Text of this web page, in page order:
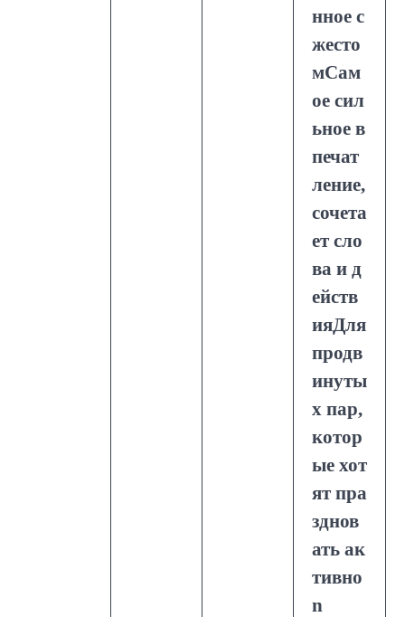
нное с
жесто
мСам
ое сил
ьное в
печат
ление,
сочета
ет сло
ва и д
ейств
ияДля
продв
инуты
х пар,
котор
ые хот
ят пра
зднов
ать ак
тивно
n